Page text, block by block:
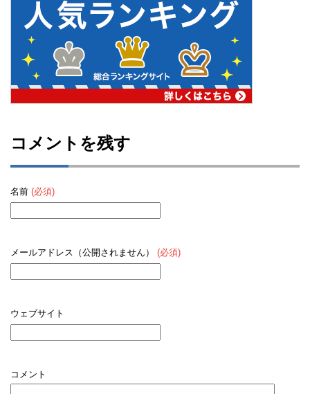
コメントを残す
名前 (必須)
メールアドレス（公開されません） (必須)
ウェブサイト
コメント